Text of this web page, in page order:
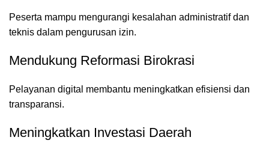
Peserta mampu mengurangi kesalahan administratif dan
teknis dalam pengurusan izin.
Mendukung Reformasi Birokrasi
Pelayanan digital membantu meningkatkan efisiensi dan
transparansi.
Meningkatkan Investasi Daerah